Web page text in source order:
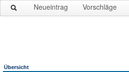
Neueintrag Vorschläge
Übersicht